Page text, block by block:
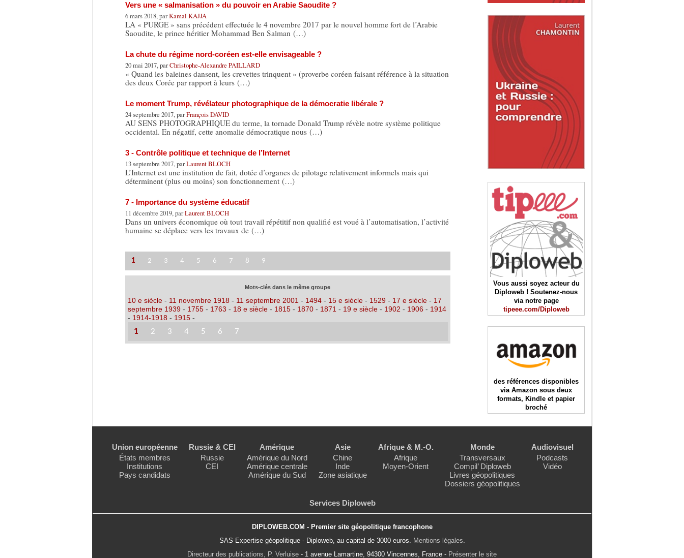
Vers une « salmanisation » du pouvoir en Arabie Saoudite ?
6 mars 2018, parKamal KAJJA
LA « PURGE » sans précédent effectuée le 4 novembre 2017 par le nouvel homme fort de l’Arabie
Saoudite, le prince héritier Mohammad Ben Salman (…)
La chute du régime nord-coréen est-elle envisageable ?
20 mai 2017, parChristophe-Alexandre PAILLARD
« Quand les baleines dansent, les crevettes trinquent » (proverbe coréen faisant référence à la situation
des deux Corée par rapport à leurs (…)
Le moment Trump, révélateur photographique de la démocratie libérale ?
24 septembre 2017, parFrançois DAVID
AU SENS PHOTOGRAPHIQUE du terme, la tornade Donald Trump révèle notre système politique
occidental. En négatif, cette anomalie démocratique nous (…)
3 - Contrôle politique et technique de l’Internet
13 septembre 2017, parLaurent BLOCH
L’Internet est une institution de fait, dotée d’organes de pilotage relativement informels mais qui
déterminent (plus ou moins) son fonctionnement (…)
7 - Importance du système éducatif
11 décembre 2019, parLaurent BLOCH
Dans un univers économique où tout travail répétitif non qualifié est voué à l’automatisation, l’activité
humaine se déplace vers les travaux de (…)
1 2 3 4 5 6 7 8 9
Mots-clés dans le même groupe
10 e siècle - 11 novembre 1918 - 11 septembre 2001 - 1494- 15 e siècle - 1529- 17 e siècle- 17
septembre 1939- 1755- 1763 - 18 e siècle- 1815- 1870- 1871 - 19 e siècle- 1902 - 1906 - 1914
- 1914-1918 - 1915-
1 2 3 4 5 6 7
Vous aussi soyez acteur du
Diploweb ! Soutenez-nous
via notre page
tipeee.com/Diploweb
des références disponibles
via Amazon sous deux
formats, Kindle et papier
broché
Union européenne
États membres
Institutions
Pays candidats
Russie & CEI
Russie
CEI
Amérique
Amérique du Nord
Amérique centrale
Amérique du Sud
Asie
Chine
Inde
Zone asiatique
Afrique & M.-O.
Afrique
Moyen-Orient
Monde
Transversaux
Compil’ Diploweb
Livres géopolitiques
Dossiers géopolitiques
Audiovisuel
Podcasts
Vidéo
Services Diploweb
DIPLOWEB.COM - Premier site géopolitique francophone
SAS Expertise géopolitique - Diploweb, au capital de 3000 euros.
Mentions légales
Directeur des publications, P. Verluise - 1 avenue Lamartine, 94300 Vincennes, France - Présenter le site